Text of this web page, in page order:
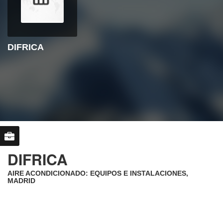
DIFRICA
DIFRICA
AIRE ACONDICIONADO: EQUIPOS E INSTALACIONES,
MADRID